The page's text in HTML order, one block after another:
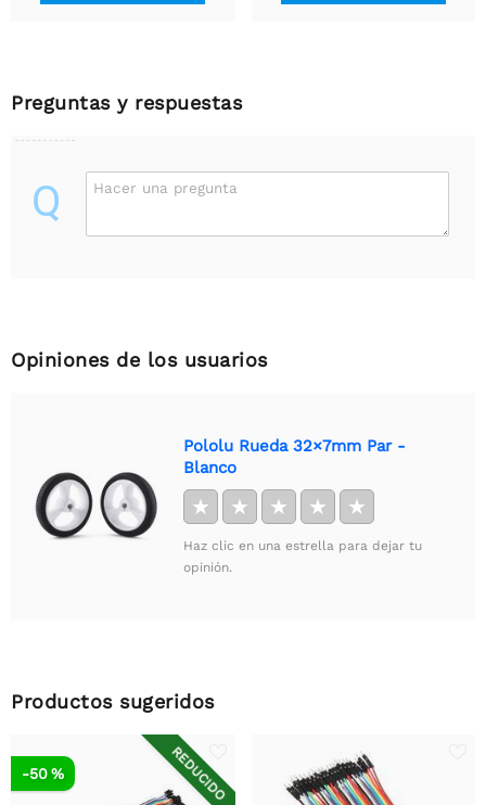
Preguntas y respuestas
Q Hacer una pregunta
Opiniones de los usuarios
Pololu Rueda 32×7mm Par -
Blanco
★ ★ ★ ★ ★
Haz clic en una estrella para dejar tu
opinión.
Productos sugeridos
REDUCIDO
-50 %